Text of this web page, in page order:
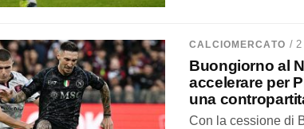
CALCIOMERCATO / 2
Buongiorno al
accelerare per
una
Con la cessione di